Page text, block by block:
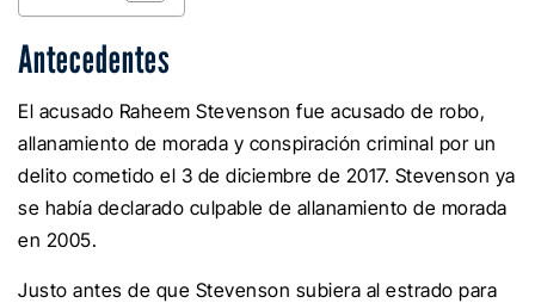
Antecedentes
El acusado Raheem Stevenson fue acusado de robo,
allanamiento de morada y conspiración criminal por un
delito cometido el 3 de diciembre de 2017. Stevenson ya
se había declarado culpable de allanamiento de morada
en 2005.
Justo antes de que Stevenson subiera al estrado para